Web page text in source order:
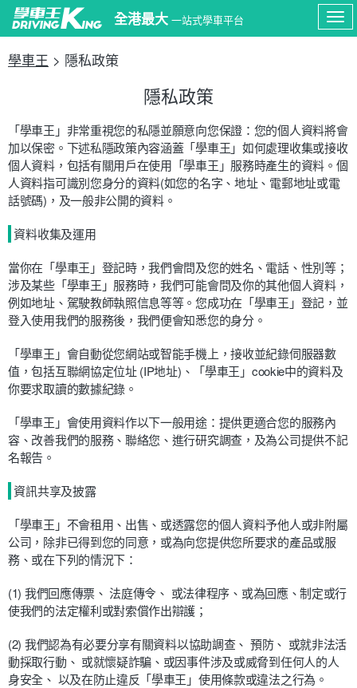
全港最大 一站式學車平台
學車王 > 隱私政策
隱私政策
「學車王」非常重視您的私隱並願意向您保證：您的個人資料將會
加以保密。下述私隱政策內容涵蓋「學車王」如何處理收集或接收
個人資料，包括有關用戶在使用「學車王」服務時產生的資料。個
人資料指可識別您身分的資料(如您的名字、地址、電郵地址或電
話號碼)，及一般非公開的資料。
資料收集及運用
當你在「學車王」登記時，我們會問及您的姓名、電話、性別等；
涉及某些「學車王」服務時，我們可能會問及你的其他個人資料，
例如地址、駕駛教師執照信息等等。您成功在「學車王」登記，並
登入使用我們的服務後，我們便會知悉您的身分。
「學車王」會自動從您網站或智能手機上，接收並紀錄伺服器數
值，包括互聯網協定位址 (IP地址)、「學車王」cookie中的資料及
你要求取讀的數據紀錄。
「學車王」會使用資料作以下一般用途：提供更適合您的服務內
容、改善我們的服務、聯絡您、進行研究調查，及為公司提供不記
名報告。
資訊共享及披露
「學車王」不會租用、出售、或透露您的個人資料予他人或非附屬
公司，除非已得到您的同意，或為向您提供您所要求的產品或服
務、或在下列的情況下：
(1) 我們回應傳票、 法庭傳令、 或法律程序、或為回應、制定或行
使我們的法定權利或對索償作出辯護；
(2) 我們認為有必要分享有關資料以協助調查、 預防、 或就非法活
動採取行動、 或就懷疑詐騙、或因事件涉及或威脅到任何人的人
身安全、 以及在防止違反「學車王」使用條款或違法之行為。